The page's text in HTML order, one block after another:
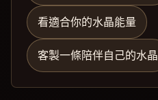
看適合你的水晶能量
客製一條陪伴自己的水晶